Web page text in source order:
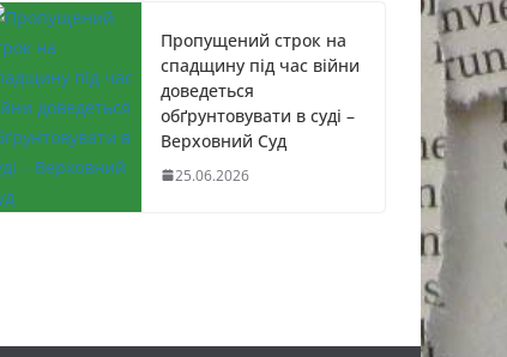
Пропущений строк на
спадщину під час війни
доведеться
обґрунтовувати в суді –
Верховний Суд
25.06.2026